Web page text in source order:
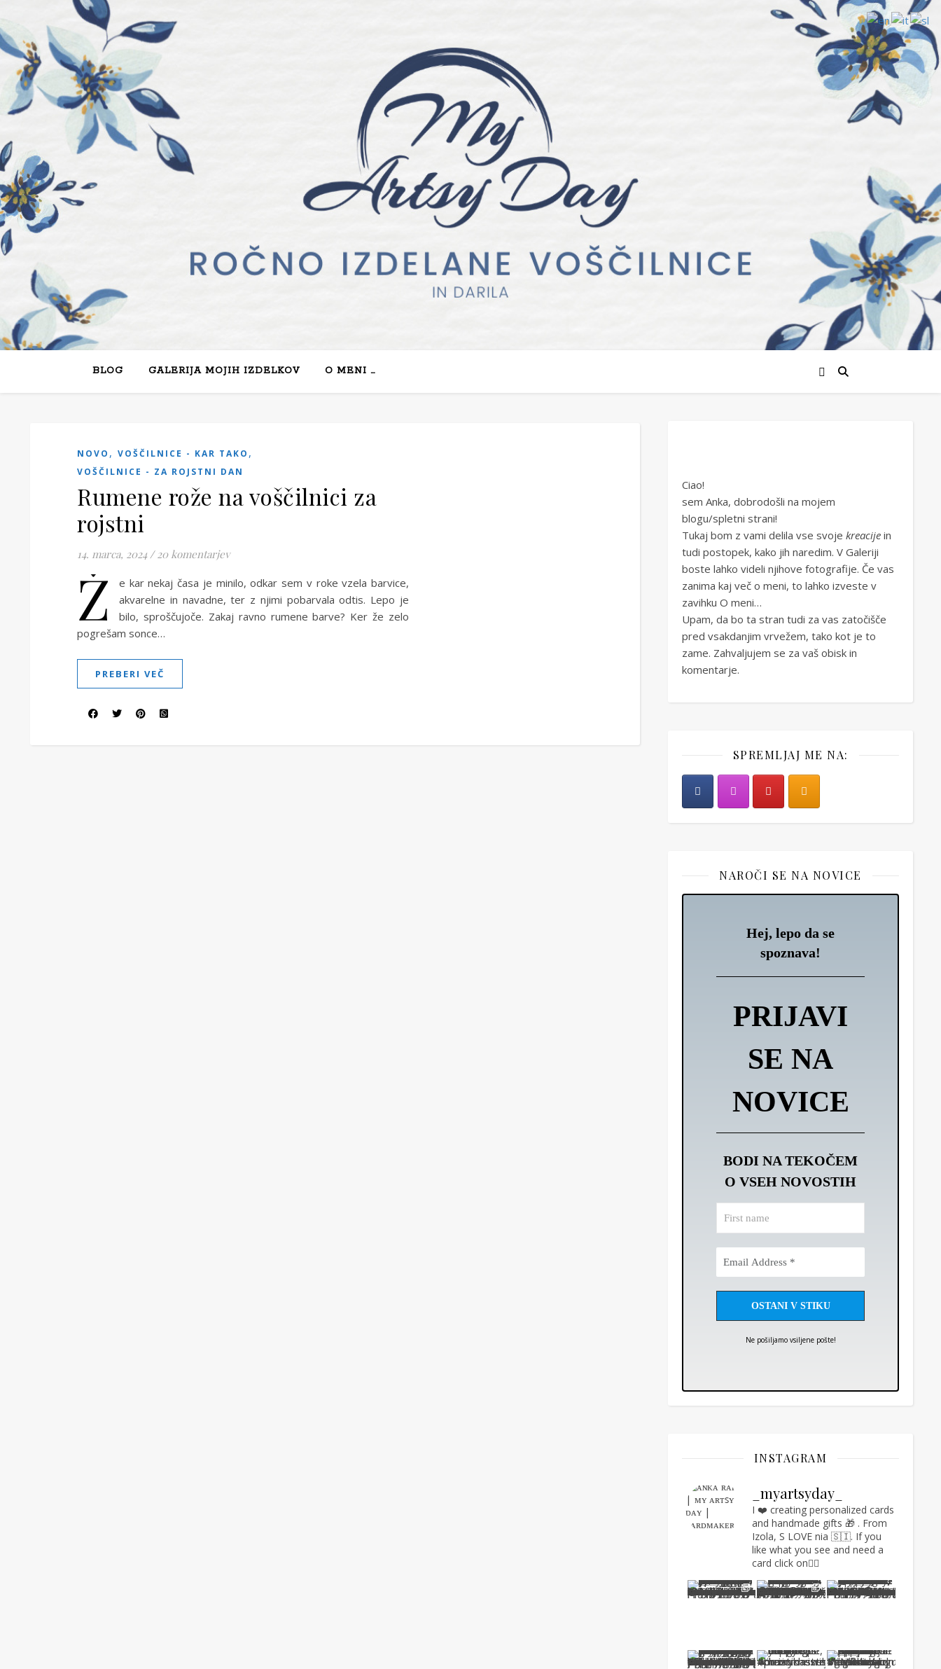
BLOG GALERIJA MOJIH IZDELKOV O MENI …
NOVO , VOŠČILNICE - KAR TAKO ,
VOŠČILNICE - ZA ROJSTNI DAN
Rumene rože na voščilnici za
rojstni
14. marca, 2024 / 20 komentarjev
Ž
e kar nekaj časa je minilo, odkar sem v roke vzela barvice,
akvarelne in navadne, ter z njimi pobarvala odtis. Lepo je
bilo, sproščujoče. Zakaj ravno rumene barve? Ker že zelo
pogrešam sonce…
PREBERI VEČ
Ciao!
sem Anka, dobrodošli na mojem
blogu/spletni strani!
Tukaj bom z vami delila vse svoje kreacije in
tudi postopek, kako jih naredim. V Galeriji
boste lahko videli njihove fotografije. Če vas
zanima kaj več o meni, to lahko izveste v
zavihku O meni…
Upam, da bo ta stran tudi za vas zatočišče
pred vsakdanjim vrvežem, tako kot je to
zame. Zahvaljujem se za vaš obisk in
komentarje.
SPREMLJAJ ME NA:
NAROČI SE NA NOVICE
Hej, lepo da se
spoznava!
PRIJAVI
SE NA
NOVICE
BODI NA TEKOČEM
O VSEH NOVOSTIH
Address
*
Ne pošiljamo vsiljene pošte!
INSTAGRAM
_myartsyday_
I ❤️ creating personalized cards
and handmade gifts 🎁 . From
Izola, S LOVE nia 🇸🇮. If you
like what you see and need a
card click on👇🏻